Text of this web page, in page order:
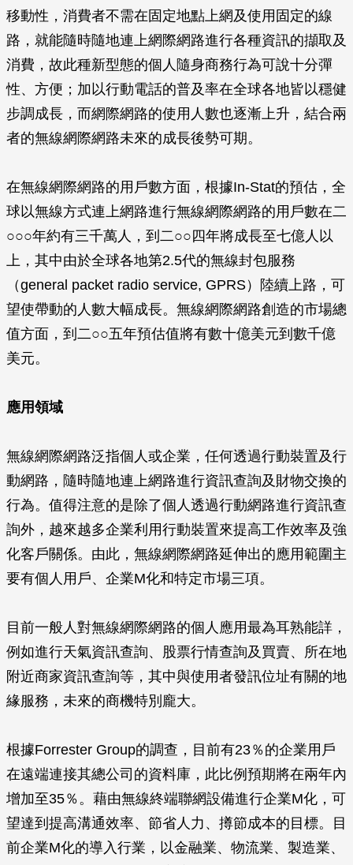
移動性，消費者不需在固定地點上網及使用固定的線
路，就能隨時隨地連上網際網路進行各種資訊的擷取及
消費，故此種新型態的個人隨身商務行為可說十分彈
性、方便；加以行動電話的普及率在全球各地皆以穩健
步調成長，而網際網路的使用人數也逐漸上升，結合兩
者的無線網際網路未來的成長後勢可期。
在無線網際網路的用戶數方面，根據In-Stat的預估，全
球以無線方式連上網路進行無線網際網路的用戶數在二
○○○年約有三千萬人，到二○○四年將成長至七億人以
上，其中由於全球各地第2.5代的無線封包服務
（general packet radio service, GPRS）陸續上路，可
望使帶動的人數大幅成長。無線網際網路創造的市場總
值方面，到二○○五年預估值將有數十億美元到數千億
美元。
應用領域
無線網際網路泛指個人或企業，任何透過行動裝置及行
動網路，隨時隨地連上網路進行資訊查詢及財物交換的
行為。值得注意的是除了個人透過行動網路進行資訊查
詢外，越來越多企業利用行動裝置來提高工作效率及強
化客戶關係。由此，無線網際網路延伸出的應用範圍主
要有個人用戶、企業M化和特定市場三項。
目前一般人對無線網際網路的個人應用最為耳熟能詳，
例如進行天氣資訊查詢、股票行情查詢及買賣、所在地
附近商家資訊查詢等，其中與使用者發訊位址有關的地
緣服務，未來的商機特別龐大。
根據Forrester Group的調查，目前有23％的企業用戶
在遠端連接其總公司的資料庫，此比例預期將在兩年內
增加至35％。藉由無線終端聯網設備進行企業M化，可
望達到提高溝通效率、節省人力、撙節成本的目標。目
前企業M化的導入行業，以金融業、物流業、製造業、